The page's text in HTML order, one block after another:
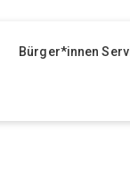
Bürger*innen